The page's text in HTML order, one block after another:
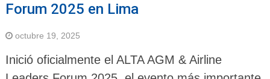
Forum 2025 en Lima
octubre 19, 2025
Inició oficialmente el ALTA AGM & Airline